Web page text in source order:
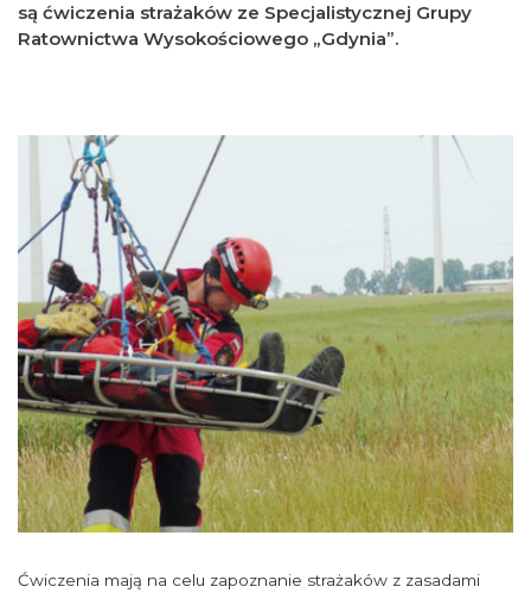
są ćwiczenia strażaków ze Specjalistycznej Grupy
Ratownictwa Wysokościowego „Gdynia”.
Ćwiczenia mają na celu zapoznanie strażaków z zasadami